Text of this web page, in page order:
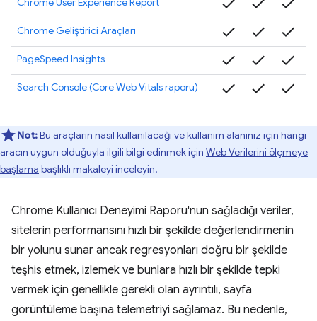
check check check
Chrome Geliştirici Araçları check check check
PageSpeed Insights check check check
Search Console (Core Web Vitals raporu) check check check
Not:Bu araçların nasıl kullanılacağı ve kullanım alanınız için hangi
aracın uygun olduğuyla ilgili bilgi edinmek için Web Verilerini ölçmeye
başlama başlıklı makaleyi inceleyin.
Chrome Kullanıcı Deneyimi Raporu'nun sağladığı veriler,
sitelerin performansını hızlı bir şekilde değerlendirmenin
bir yolunu sunar ancak regresyonları doğru bir şekilde
teşhis etmek, izlemek ve bunlara hızlı bir şekilde tepki
vermek için genellikle gerekli olan ayrıntılı, sayfa
görüntüleme başına telemetriyi sağlamaz. Bu nedenle,